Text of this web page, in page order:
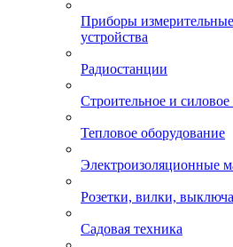
Приборы
устройства
Радиостанции
Строительное и
Тепловое оборудование
Электроизоляционные
Розетки, вилки,
Садовая техника